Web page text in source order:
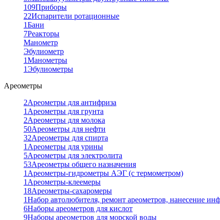
109Приборы
22Испарители ротационные
1Бани
7Реакторы
Манометр
Эбулиометр
1Манометры
1Эбулиометры
Ареометры
2Ареометры для антифриза
1 Ареометры для грунта
2Ареометры для молока
50Ареометры для нефти
32Ареометры для спирта
1 Ареометры для урины
5Ареометры для электролита
53Ареометры общего назначения
1 Ареометры-гидрометры АЭГ (с термометром)
1 Ареометры-клеемеры
18Ареометры-сахаромеры
1Набор автолюбителя, ремонт ареометров, нанесение
6Наборы ареометров для кислот
9Наборы ареометров для морской воды